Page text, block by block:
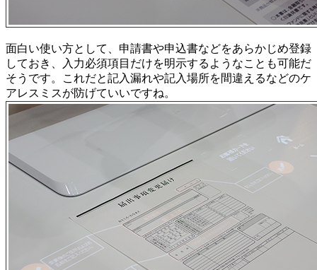
面白い使い方として、申請書や申込書などをあらかじめ登録
しておき、入力必須項目だけを明示するようなことも可能だ
そうです。これだと記入漏れや記入場所を間違えるなどのケ
アレスミスが防げていいですね。